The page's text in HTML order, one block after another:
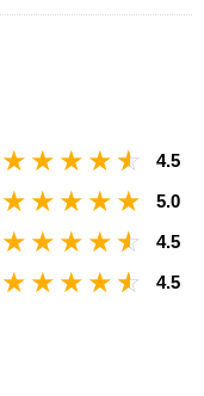
4.5
5.0
4.5
4.5